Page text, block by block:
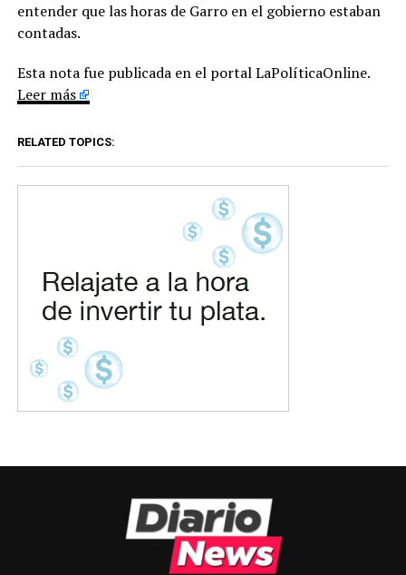
entender que las horas de Garro en el gobierno estaban
contadas.
Esta nota fue publicada en el portal LaPolíticaOnline.
Leer más
RELATED TOPICS: